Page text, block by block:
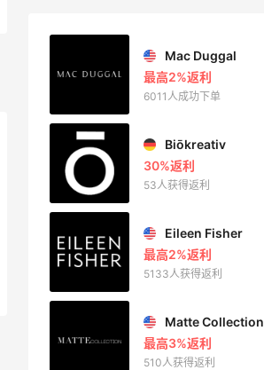
Mac Duggal
最高2%返利
6011人成功下单
Biōkreativ
30%返利
53人获得返利
Eileen Fisher
最高2%返利
5133人获得返利
Matte Collection
最高3%返利
510人获得返利